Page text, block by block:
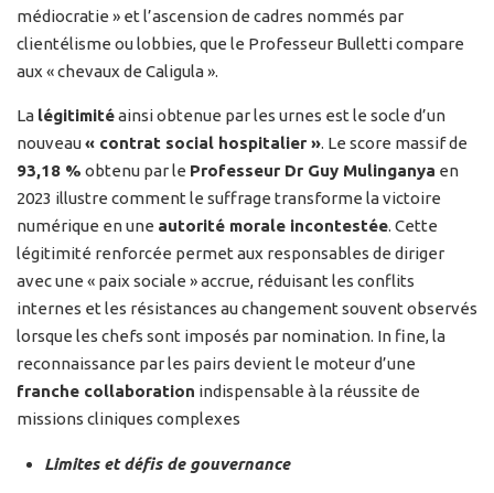
médiocratie » et l’ascension de cadres nommés par
clientélisme ou lobbies, que le Professeur Bulletti compare
aux « chevaux de Caligula ».
La légitimitéainsi obtenue par les urnes est le socle d’un
nouveau« contrat social hospitalier ». Le score massif de
93,18 % obtenu par le Professeur Dr Guy Mulinganya en
2023 illustre comment le suffrage transforme la victoire
numérique en une autorité morale incontestée. Cette
légitimité renforcée permet aux responsables de diriger
avec une « paix sociale » accrue, réduisant les conflits
internes et les résistances au changement souvent observés
lorsque les chefs sont imposés par nomination. In fine, la
reconnaissance par les pairs devient le moteur d’une
franche collaboration indispensable à la réussite de
missions cliniques complexes
Limites et défis de gouvernance